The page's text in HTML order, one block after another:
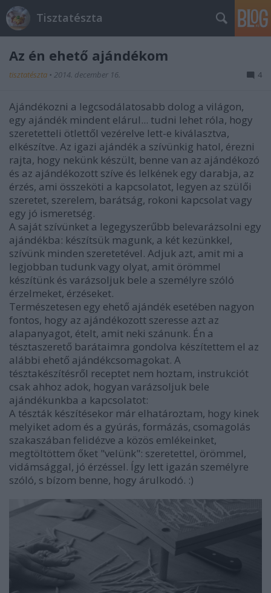
Tisztatészta
Az én ehető ajándékom
tisztatészta • 2014. december 16. 4
Ajándékozni a legcsodálatosabb dolog a világon,
egy ajándék mindent elárul... tudni lehet róla, hogy
szeretetteli ötlettől vezérelve lett-e kiválasztva,
elkészítve. Az igazi ajándék a szívünkig hatol, érezni
rajta, hogy nekünk készült, benne van az ajándékozó
és az ajándékozott szíve és lelkének egy darabja, az
érzés, ami összeköti a kapcsolatot, legyen az szülői
szeretet, szerelem, barátság, rokoni kapcsolat vagy
egy jó ismeretség.
A saját szívünket a legegyszerűbb belevarázsolni egy
ajándékba: készítsük magunk, a két kezünkkel,
szívünk minden szeretetével. Adjuk azt, amit mi a
legjobban tudunk vagy olyat, amit örömmel
készítünk és varázsoljuk bele a személyre szóló
érzelmeket, érzéseket.
Természetesen egy ehető ajándék esetében nagyon
fontos, hogy az ajándékozott szeresse azt az
alapanyagot, ételt, amit neki szánunk. Én a
tésztaszerető barátaimra gondolva készítettem el az
alábbi ehető ajándékcsomagokat. A
tésztakészítésről receptet nem hoztam, instrukciót
csak ahhoz adok, hogyan varázsoljuk bele
ajándékunkba a kapcsolatot:
A tészták készítésekor már elhatároztam, hogy kinek
melyiket adom és a gyúrás, formázás, csomagolás
szakaszában felidézve a közös emlékeinket,
megtöltöttem őket "velünk": szeretettel, örömmel,
vidámsággal, jó érzéssel. Így lett igazán személyre
szóló, s bízom benne, hogy árulkodó. :)